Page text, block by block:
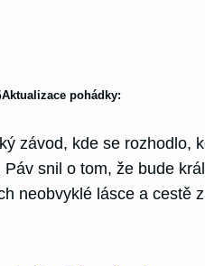
Aktualizace pohádky:
závod, kde se
snil o tom, že bude
neobvyklé lásce a cestě